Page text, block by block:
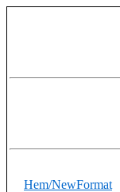
Hem/NewFormat